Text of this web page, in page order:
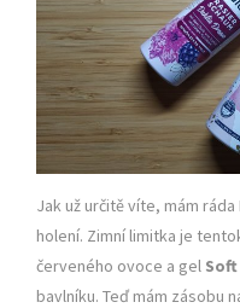
Jak už určitě víte, mám
holení. Zimní limitka je
červeného ovoce a gel
bavlníku. Teď mám zásobu